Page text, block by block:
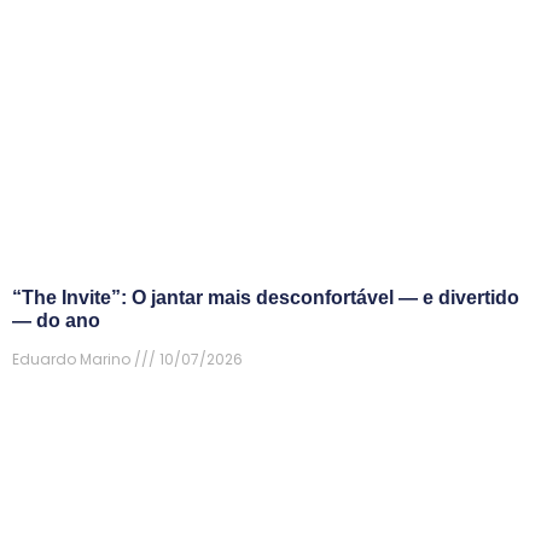
“The Invite”: O jantar mais desconfortável — e divertido
— do ano
Eduardo Marino
10/07/2026